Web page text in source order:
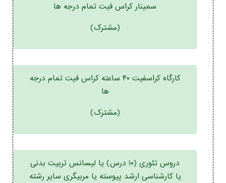
سمینار کراس فیت تمام درجه ها
(مشترک)
کارگاه کراسفیت ۴۰ ساعته کراس فیت تمام درجه
ها
(مشترک)
دروس تئوری (۱۰ درس) یا لیسانس تربیت بدنی
یا کارشناسی ارشد پیوسته یا مربیگری سایر رشته